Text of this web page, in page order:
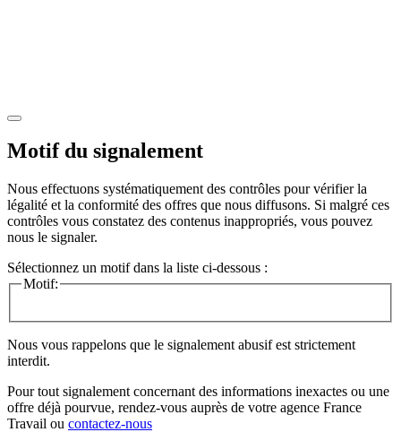
Motif du signalement
Nous effectuons systématiquement des contrôles pour vérifier la
légalité et la conformité des offres que nous diffusons. Si malgré ces
contrôles vous constatez des contenus inappropriés, vous pouvez
nous le signaler.
Sélectionnez un motif dans la liste ci-dessous :
Motif:
Nous vous rappelons que le signalement abusif est strictement
interdit.
Pour tout signalement concernant des informations inexactes ou une
offre déjà pourvue, rendez-vous auprès de votre agence France
Travail ou contactez-nous